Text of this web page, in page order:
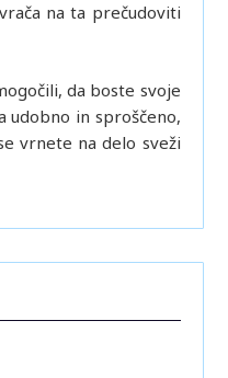
na ta prečudoviti
da boste svoje
udobno in sproščeno,
vrnete na delo sveži